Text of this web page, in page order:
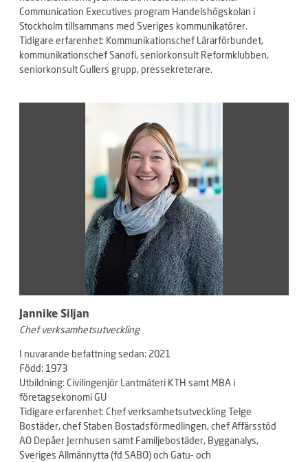
Communication Executives program Handelshögskolan i
Stockholm tillsammans med Sveriges kommunikatörer.
Tidigare erfarenhet: Kommunikationschef Lärarförbundet,
kommunikationschef Sanofi, seniorkonsult Reformklubben,
seniorkonsult Gullers grupp, pressekreterare.
Jannike Siljan
Chef verksamhetsutveckling
I nuvarande befattning sedan: 2021
Född: 1973
Utbildning: Civilingenjör Lantmäteri KTH samt MBA i
företagsekonomi GU
Tidigare erfarenhet: Chef verksamhetsutveckling Telge
Bostäder, chef Staben Bostadsförmedlingen, chef Affärsstöd
AO Depåer Jernhusen samt Familjebostäder, Bygganalys,
Sveriges Allmännytta (fd SABO) och Gatu- och